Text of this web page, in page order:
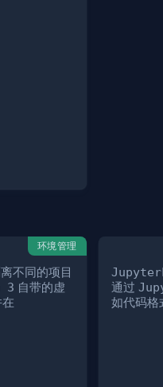
环境管理
不同的项目
3 自带的虚
通过
如代码格